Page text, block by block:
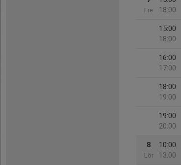
Fre
18:00
15:00
18:00
16:00
17:00
18:00
19:00
19:00
20:00
8
Lör
10:00
13:00